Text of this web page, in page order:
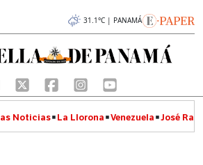
31.1°C | PANAMÁ
Noticias La Llorona Venezuela José